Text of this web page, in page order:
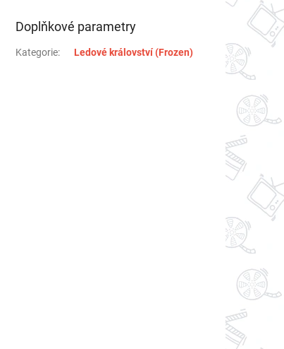
Doplňkové parametry
Kategorie: Ledové království (Frozen)